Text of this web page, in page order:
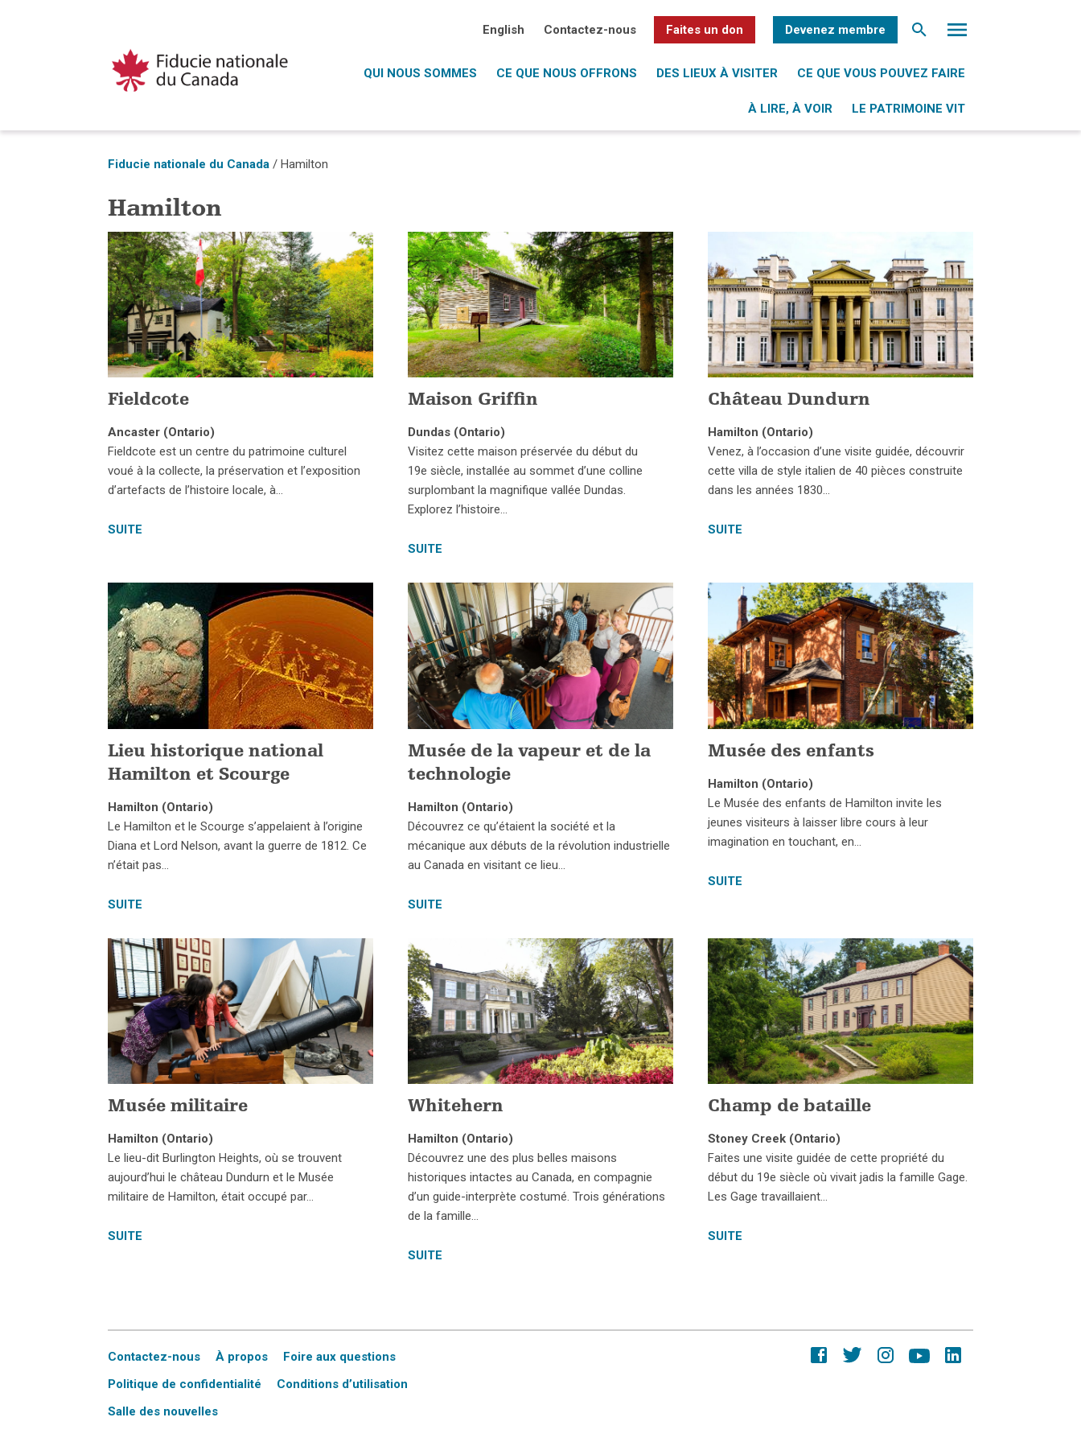
English Contactez-nous Faites un don Devenez membre
QUI NOUS SOMMES CE QUE NOUS OFFRONS DES LIEUX À VISITER CE QUE VOUS POUVEZ FAIRE
À LIRE, À VOIR LE PATRIMOINE VIT
Fiducie nationale du Canada /Hamilton
Hamilton
Fieldcote
Ancaster (Ontario)
Fieldcote est un centre du patrimoine culturel
voué à la collecte, la préservation et l’exposition
d’artefacts de l’histoire locale, à…
SUITE
Maison Griffin
Dundas (Ontario)
Visitez cette maison préservée du début du
19e siècle, installée au sommet d’une colline
surplombant la magnifique vallée Dundas.
Explorez l’histoire…
SUITE
Château Dundurn
Hamilton (Ontario)
Venez, à l’occasion d’une visite guidée, découvrir
cette villa de style italien de 40 pièces construite
dans les années 1830…
SUITE
Lieu historique national
Hamilton et Scourge
Hamilton (Ontario)
Le Hamilton et le Scourge s’appelaient à l’origine
Diana et Lord Nelson, avant la guerre de 1812. Ce
n’était pas…
SUITE
Musée de la vapeur et de la
technologie
Hamilton (Ontario)
Découvrez ce qu’étaient la société et la
mécanique aux débuts de la révolution industrielle
au Canada en visitant ce lieu…
SUITE
Musée des enfants
Hamilton (Ontario)
Le Musée des enfants de Hamilton invite les
jeunes visiteurs à laisser libre cours à leur
imagination en touchant, en…
SUITE
Musée militaire
Hamilton (Ontario)
Le lieu-dit Burlington Heights, où se trouvent
aujourd’hui le château Dundurn et le Musée
militaire de Hamilton, était occupé par…
SUITE
Whitehern
Hamilton (Ontario)
Découvrez une des plus belles maisons
historiques intactes au Canada, en compagnie
d’un guide-interprète costumé. Trois générations
de la famille…
SUITE
Champ de bataille
Stoney Creek (Ontario)
Faites une visite guidée de cette propriété du
début du 19e siècle où vivait jadis la famille Gage.
Les Gage travaillaient…
SUITE
Contactez-nous À propos
Foire aux questions
Politique de confidentialité
Conditions d’utilisation
Salle des nouvelles